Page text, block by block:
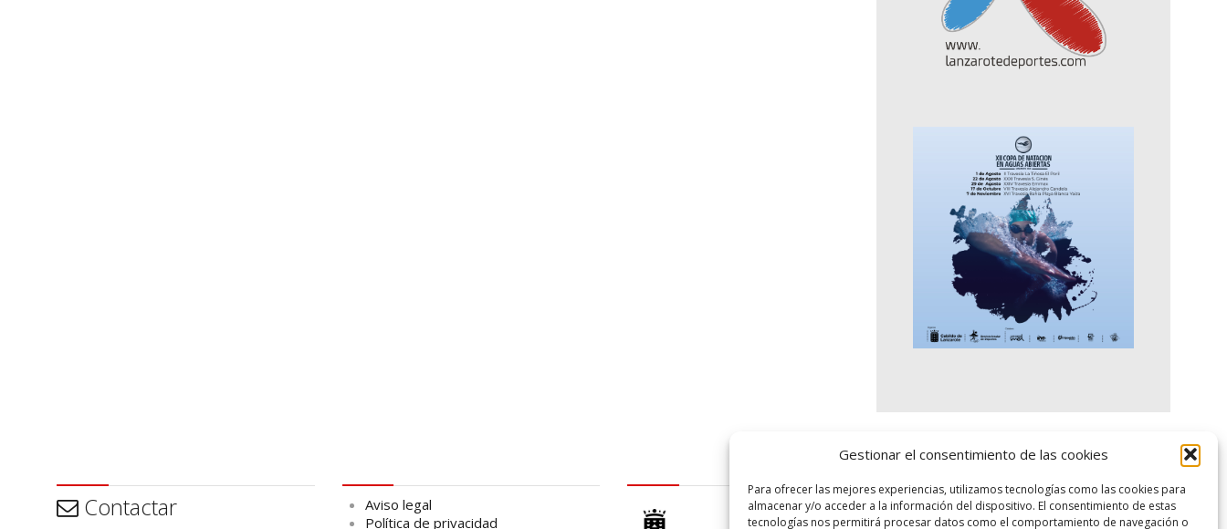
Gestionar el consentimiento de las cookies
Para ofrecer las mejores experiencias, utilizamos tecnologías como las cookies para
almacenar y/o acceder a la información del dispositivo. El consentimiento de estas
tecnologías nos permitirá procesar datos como el comportamiento de navegación o
Contactar
Aviso legal
Política de privacidad
logo SID